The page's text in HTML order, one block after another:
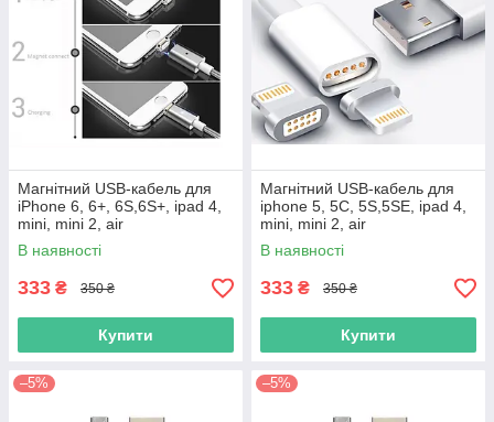
Магнітний USB-кабель для
iPhone 6, 6+, 6S,6S+, ipad 4,
mini, mini 2, air
В наявності
333 ₴ 350 ₴
Купити
Магнітний USB-кабель для
iphone 5, 5C, 5S,5SE, ipad 4,
mini, mini 2, air
В наявності
333 ₴ 350 ₴
Купити
–5% –5%